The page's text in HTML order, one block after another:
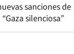
sanciones de
silenciosa”